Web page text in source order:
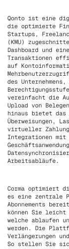
Qonto ist eine
die optimierte
Startups,
(KMU)
Dashboard und
Transaktionen
auf
des
vereinfacht die
Upload von
hinaus bietet das
Überweisungen,
virtueller
Integrationen mit
Arbeitsabläufe.
Corma optimiert
es eine zentrale
Abonnements
können Sie
welche ablaufen
werden. Die
Verlängerungen
So stellen Sie